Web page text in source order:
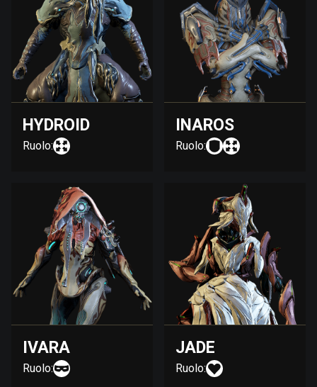
HYDROID
Ruolo:
INAROS
Ruolo:
IVARA
Ruolo:
JADE
Ruolo: